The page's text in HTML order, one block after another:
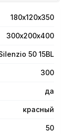
стали.
опоре
типа
180х120х350
300х200х400
50 15BL
300
да
красный
50